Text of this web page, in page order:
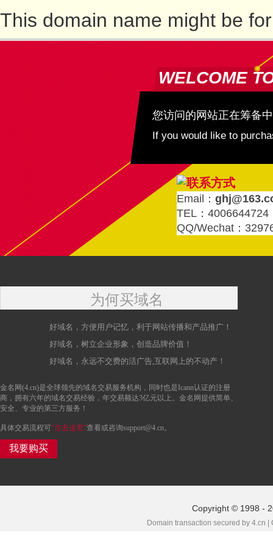
This domain name might be
WELCOME
您访问的网站正在筹备
If you would like to
Email：
TEL：4006644724
QQ/Wechat：
为何买域名
好域名，方便用户记忆，利于网站传播和产品推广！
好域名，树立企业形象，创造品牌价值！
好域名，永远不交费的活广告,互联网上的不动产！
金名网(4.cn)是全球领先的域名交易服务机构，同时也是Icann认证的注册
商，拥有六年的域名交易经验，年交易额达3亿元以上。金名网提供简单、
安全、专业的第三方服务！
具体交易流程可“点击这里”查看或咨询support@4.cn。
我要购买
Copyright © 1998 -
Domain transaction secured by 4.cn